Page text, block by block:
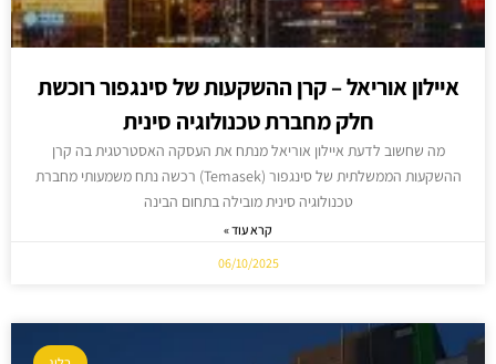
איילון אוריאל – קרן ההשקעות של סינגפור רוכשת
חלק מחברת טכנולוגיה סינית
מה שחשוב לדעת איילון אוריאל מנתח את העסקה האסטרטגית בה קרן
ההשקעות הממשלתית של סינגפור (Temasek) רכשה נתח משמעותי מחברת
טכנולוגיה סינית מובילה בתחום הבינה
קרא עוד »
06/10/2025